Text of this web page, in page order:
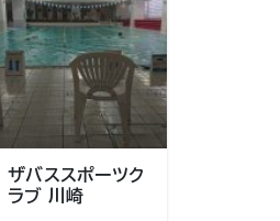
ザバススポーツク
ラブ 川崎